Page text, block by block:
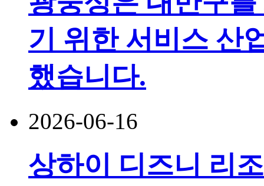
기 위한 서비스 산
했습니다.
2026-06-16
상하이 디즈니 리